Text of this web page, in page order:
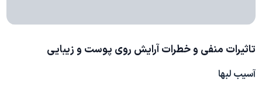
تاثیرات منفی و خطرات آرایش روی پوست و زیبایی
آسیب لبها